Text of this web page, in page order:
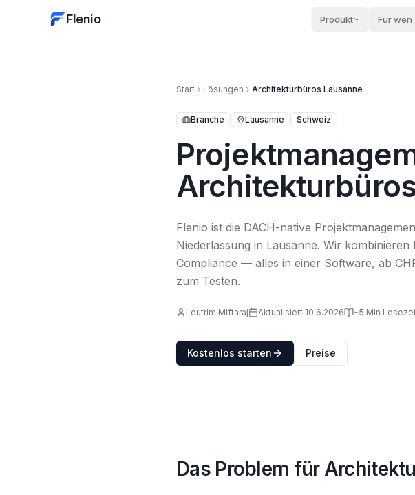
Flenio Produkt Für wen
Start Lösungen Architekturbüros Lausanne
Branche Lausanne Schweiz
Flenio ist die DACH-native
Niederlassung in Lausanne. Wir
Compliance — alles in einer Software, ab
zum Testen.
Leutrim Miftaraj Aktualisiert 10.6.2026 ~5 Min
Kostenlos starten Preise
Das Problem für